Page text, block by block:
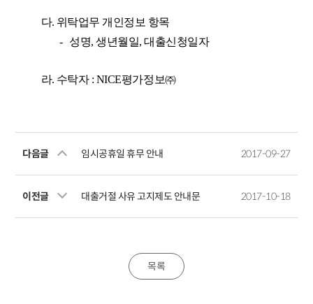
다. 위탁업무 개인정보 항목
- 성명,생년월일,대출신청일자
라. 수탁자: NICE평가정보㈜
다음글 임시공휴일 휴무 안내 2017-09-27
이전글 대출거절 사유 고지제도 안내문 2017-10-18
목록